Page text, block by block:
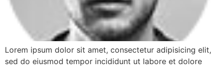
Lorem ipsum dolor sit amet, consectetur adipisicing elit,
sed do eiusmod tempor incididunt ut labore et dolore